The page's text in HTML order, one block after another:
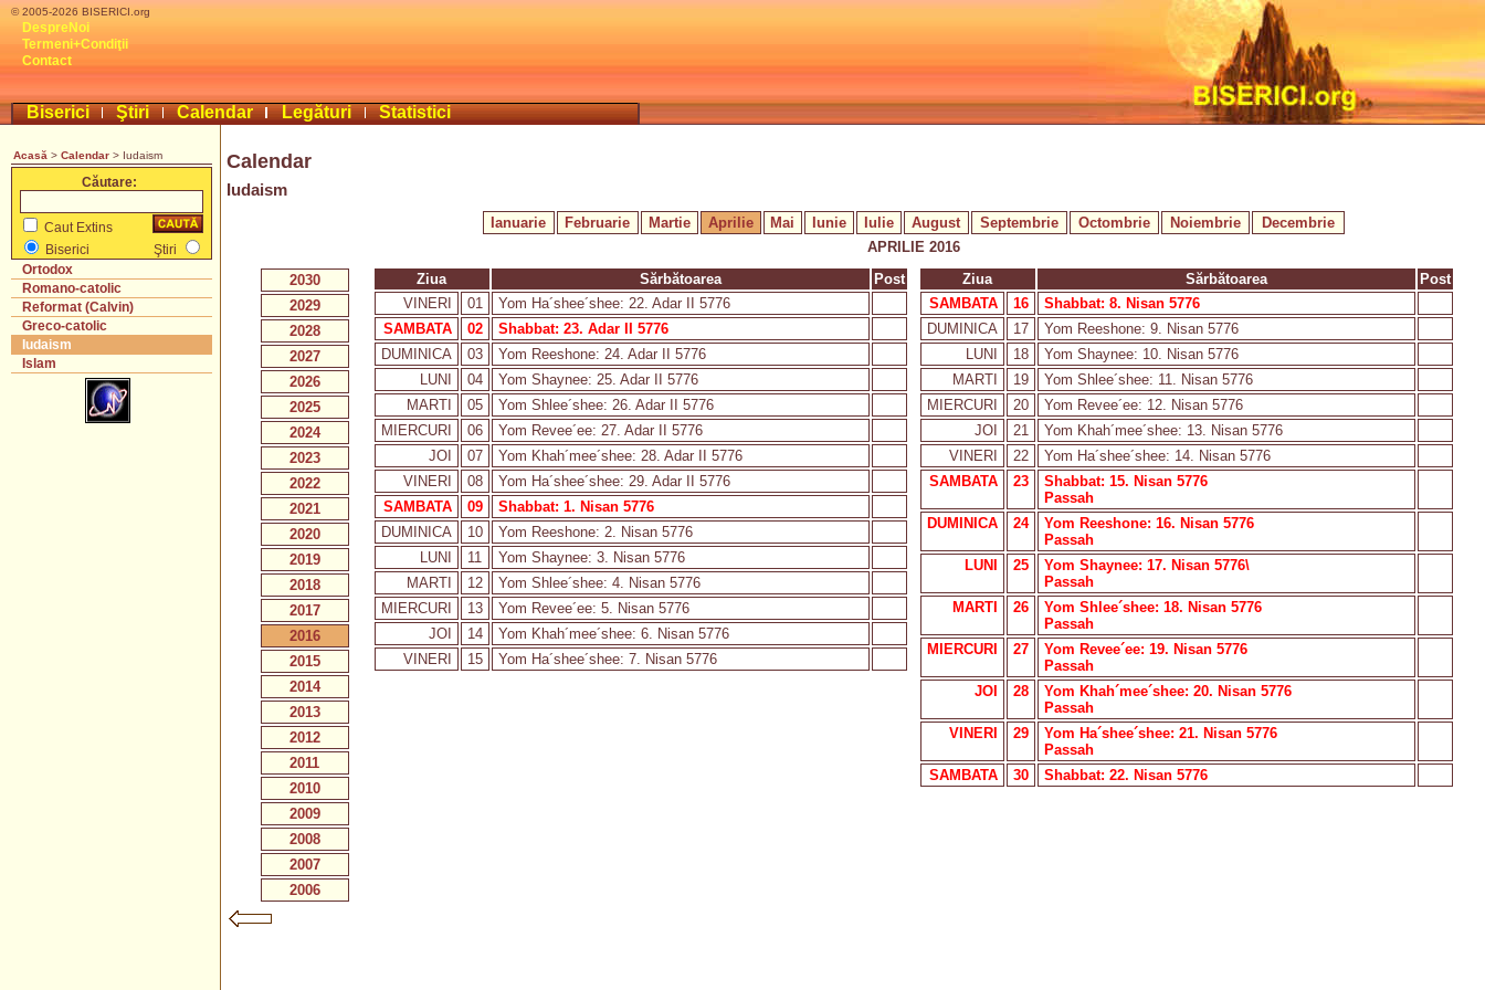
© 2005-2026 BISERICI.org
DespreNoi
Termeni+Condiţii
Contact
Biserici Ştiri Calendar Legături Statistici
Acasă > Calendar > Iudaism
Căutare:
Caut Extins
Biserici
Ştiri
Ortodox
Romano-catolic
Reformat (Calvin)
Greco-catolic
Iudaism
Islam
Calendar
Iudaism
Ianuarie Februarie Martie Aprilie Mai Iunie Iulie August Septembrie Octombrie Noiembrie
Decembrie
APRILIE 2016
2030
2029
2028
2027
2026
2025
2024
2023
2022
2021
2020
2019
2018
2017
2016
2015
2014
2013
2012
2011
2010
2009
2008
2007
2006
Ziua Sărbătoarea
Post
VINERI
01
Yom Ha´shee´shee: 22. Adar II 5776
SAMBATA
02
Shabbat: 23. Adar II 5776
DUMINICA
03
Yom Reeshone: 24. Adar II 5776
LUNI
04
Yom Shaynee: 25. Adar II 5776
MARTI
05
Yom Shlee´shee: 26. Adar II 5776
MIERCURI
06
Yom Revee´ee: 27. Adar II 5776
JOI
07
Yom Khah´mee´shee: 28. Adar II 5776
VINERI
08
Yom Ha´shee´shee: 29. Adar II 5776
SAMBATA
09
Shabbat: 1. Nisan 5776
DUMINICA
10
Yom Reeshone: 2. Nisan 5776
LUNI
11
Yom Shaynee: 3. Nisan 5776
MARTI
12
Yom Shlee´shee: 4. Nisan 5776
MIERCURI
13
Yom Revee´ee: 5. Nisan 5776
JOI
14
Yom Khah´mee´shee: 6. Nisan 5776
VINERI
15 Yom Ha´shee´shee: 7. Nisan 5776
Ziua Sărbătoarea
Post
SAMBATA
16
Shabbat: 8. Nisan 5776
DUMINICA
17
Yom Reeshone: 9. Nisan 5776
LUNI
18
Yom Shaynee: 10. Nisan 5776
MARTI
19
Yom Shlee´shee: 11. Nisan 5776
MIERCURI
20
Yom Revee´ee: 12. Nisan 5776
JOI
21
Yom Khah´mee´shee: 13. Nisan 5776
VINERI
22
Yom Ha´shee´shee: 14. Nisan 5776
SAMBATA
23
Shabbat: 15. Nisan 5776
Passah
DUMINICA
24
Yom Reeshone: 16. Nisan 5776
Passah
LUNI
25
Yom Shaynee: 17. Nisan 5776\
Passah
MARTI
26
Yom Shlee´shee: 18. Nisan 5776
Passah
MIERCURI
27
Yom Revee´ee: 19. Nisan 5776
Passah
JOI
28
Yom Khah´mee´shee: 20. Nisan 5776
Passah
VINERI
29
Yom Ha´shee´shee: 21. Nisan 5776
Passah
SAMBATA
30 Shabbat: 22. Nisan 5776